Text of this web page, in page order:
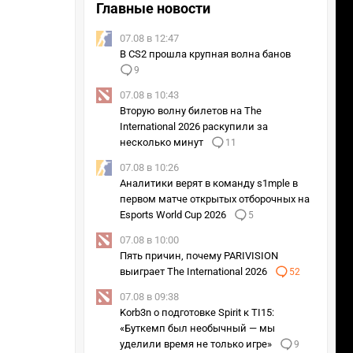
+2
+2
Главные новости
07.08 в 12:47
В CS2 прошла крупная волна банов
9
07.08 в 10:43
Вторую волну билетов на The
International 2026 раскупили за
несколько минут
11
07.08 в 10:26
Аналитики верят в команду s1mple в
первом матче открытых отборочных на
Esports World Cup 2026
5
07.08 в 10:00
Пять причин, почему PARIVISION
выиграет The International 2026
52
07.08 в 09:38
Korb3n о подготовке Spirit к TI15:
«Буткемп был необычный — мы
уделили время не только игре»
9